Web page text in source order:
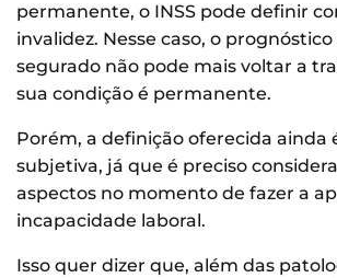
permanente, o INSS pode definir
invalidez. Nesse caso, o
segurado não pode mais voltar a
sua condição é permanente.
Porém, a definição oferecida ainda
subjetiva, já que é preciso
aspectos no momento de fazer a
incapacidade laboral.
Isso quer dizer que, além das